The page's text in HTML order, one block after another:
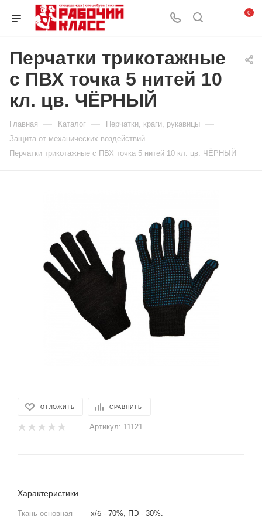
0
Перчатки трикотажные
с ПВХ точка 5 нитей 10
кл. цв. ЧЁРНЫЙ
Главная — Каталог — Перчатки, краги, рукавицы —
Защита от механических воздействий —
Перчатки трикотажные с ПВХ точка 5 нитей 10 кл. цв. ЧЁРНЫЙ
ОТЛОЖИТЬ СРАВНИТЬ
Артикул: 11121
Характеристики
Ткань основная — х/б - 70%, ПЭ - 30%.